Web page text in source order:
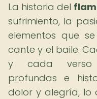
La historia del
sufrimiento, la
elementos que
cante y el baile.
y cada verso
profundas e
dolor y alegría, lo